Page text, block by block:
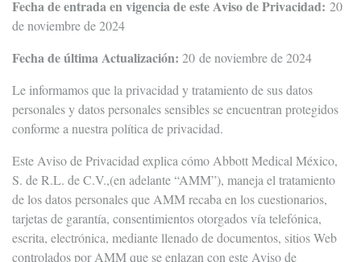
Fecha de entrada en vigencia de este Aviso de Privacidad: 20
de noviembre de 2024
Fecha de última Actualización: 20 de noviembre de 2024
Le informamos que la privacidad y tratamiento de sus datos
personales y datos personales sensibles se encuentran protegidos
conforme a nuestra política de privacidad.
Este Aviso de Privacidad explica cómo Abbott Medical México,
S. de R.L. de C.V.,(en adelante “AMM”), maneja el tratamiento
de los datos personales que AMM recaba en los cuestionarios,
tarjetas de garantía, consentimientos otorgados vía telefónica,
escrita, electrónica, mediante llenado de documentos, sitios Web
controlados por AMM que se enlazan con este Aviso de